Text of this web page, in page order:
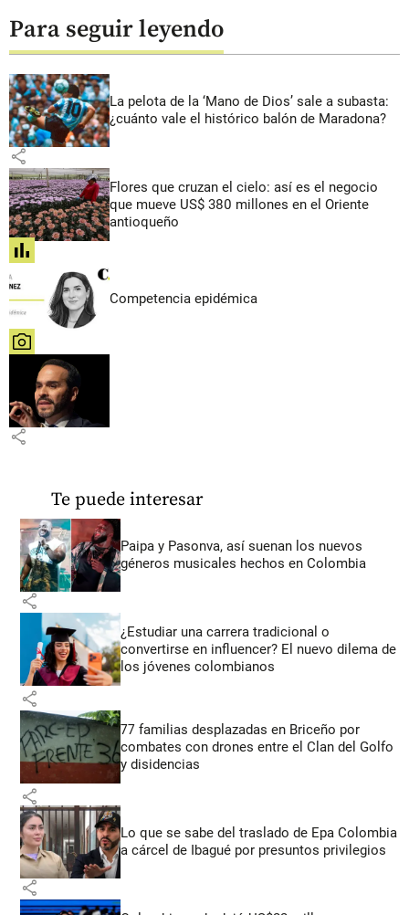
Para seguir leyendo
La pelota de la ‘Mano de Dios’ sale a subasta:
¿cuánto vale el histórico balón de Maradona?
share
Flores que cruzan el cielo: así es el negocio
que mueve US$ 380 millones en el Oriente
antioqueño
share
Competencia epidémica
share
share
Te puede interesar
Paipa y Pasonva, así suenan los nuevos
géneros musicales hechos en Colombia
share
¿Estudiar una carrera tradicional o
convertirse en influencer? El nuevo dilema de
los jóvenes colombianos
share
77 familias desplazadas en Briceño por
combates con drones entre el Clan del Golfo
y disidencias
share
Lo que se sabe del traslado de Epa Colombia
a cárcel de Ibagué por presuntos privilegios
share